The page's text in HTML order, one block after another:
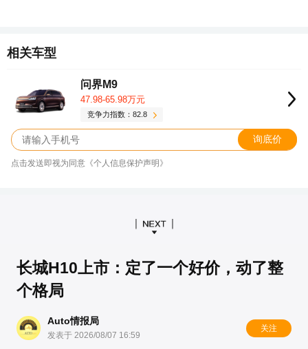
相关车型
问界M9
47.98-65.98万元
竞争力指数：82.8
询底价
点击发送即视为同意《个人信息保护声明》
长城H10上市：定了一个好价，动了整
个格局
Auto情报局
发表于 2026/08/07 16:59
关注